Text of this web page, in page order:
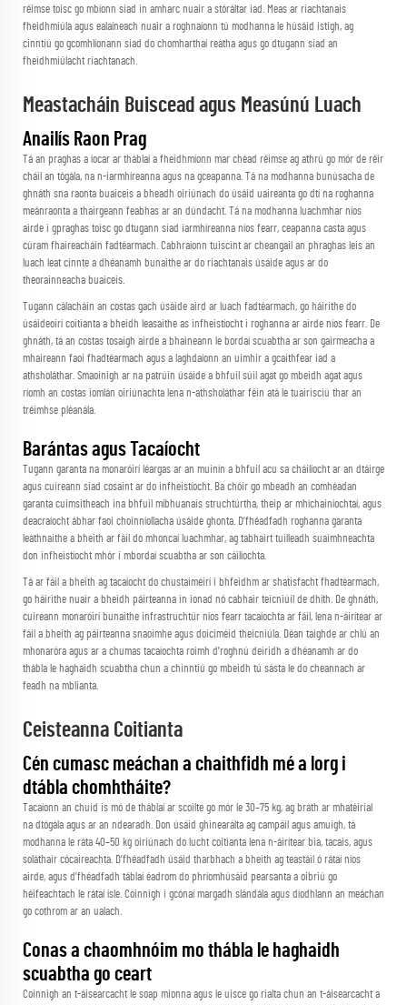
réimse toisc go mbíonn siad in amharc nuair a stóráltar iad. Meas ar riachtanais
fheidhmiúla agus ealaíneach nuair a roghnaíonn tú modhanna le húsáid istigh, ag
cinntiú go gcomhlíonann siad do chomharthaí reatha agus go dtugann siad an
fheidhmiúlacht riachtanach.
Meastacháin Buiscead agus Measúnú Luach
Anailís Raon Prag
Tá an praghas a íocar ar tháblaí a fheidhmíonn mar chéad réimse ag athrú go mór de réir
cháil an tógála, na n-iarmhíreanna agus na gceapanna. Tá na modhanna bunúsacha de
ghnáth sna raonta buaiceis a bheadh oiriúnach do úsáid uaireanta go dtí na roghanna
meánraonta a thairgeann feabhas ar an dúndacht. Tá na modhanna luachmhar níos
airde i gpraghas toisc go dtugann siad iarmhíreanna níos fearr, ceapanna casta agus
cúram fhaireacháin fadtéarmach. Cabhraíonn tuiscint ar cheangail an phraghas leis an
luach leat cinnte a dhéanamh bunaithe ar do riachtanais úsáide agus ar do
theorainneacha buaiceis.
Tugann cálacháin an costas gach úsáide aird ar luach fadtéarmach, go háirithe do
úsáideoirí coitianta a bheidh leasaithe as infheistíocht i roghanna ar airde níos fearr. De
ghnáth, tá an costas tosaigh airde a bhaineann le bordaí scuabtha ar son gairmeacha a
mhaireann faoi fhadtéarmach agus a laghdaíonn an uimhir a gcaithfear iad a
athsholáthar. Smaoinigh ar na patrúin úsáide a bhfuil súil agat go mbeidh agat agus
ríomh an costas iomlán oiriúnachta lena n-athsholáthar féin atá le tuairisciú thar an
tréimhse pléanála.
Barántas agus Tacaíocht
Tugann garanta na monaróirí léargas ar an muinín a bhfuil acu sa cháilíocht ar an dtáirge
agus cuireann siad cosaint ar do infheistíocht. Ba chóir go mbeadh an comhéadan
garanta cuimsitheach ina bhfuil míbhuanais struchtúrtha, theip ar mhíchainíochtaí, agus
deacraíocht ábhar faoi choinníollacha úsáide ghonta. D’fhéadfadh roghanna garanta
leathnaithe a bheith ar fáil do mhoncaí luachmhar, ag tabhairt tuilleadh suaimhneachta
don infheistíocht mhór i mbordaí scuabtha ar son cáilíochta.
Tá ar fáil a bheith ag tacaíocht do chustaiméirí i bhfeidhm ar shatisfacht fhadtéarmach,
go háirithe nuair a bheidh páirteanna in ionad nó cabhair teicniúil de dhíth. De ghnáth,
cuireann monaróirí bunaithe infrastruchtúr níos fearr tacaíochta ar fáil, lena n-áirítear ar
fáil a bheith ag páirteanna snaoimhe agus doiciméid theicniúla. Déan taighde ar chlú an
mhonaróra agus ar a chumas tacaíochta roimh d'roghnú deiridh a dhéanamh ar do
thábla le haghaidh scuabtha chun a chinntiú go mbeidh tú sásta le do cheannach ar
feadh na mblianta.
Ceisteanna Coitianta
Cén cumasc meáchan a chaithfidh mé a lorg i
dtábla chomhtháite?
Tacaíonn an chuid is mó de tháblaí ar scoilte go mór le 30–75 kg, ag brath ar mhatéirial
na dtógála agus ar an ndearadh. Don úsáid ghinearálta ag campáil agus amuigh, tá
modhanna le ráta 40–50 kg oiriúnach do lucht coitianta lena n-áirítear bia, tacais, agus
soláthair cócaireachta. D’fhéadfadh úsáid tharbhach a bheith ag teastáil ó rátaí níos
airde, agus d’fhéadfadh táblaí éadrom do phríomhúsáid pearsanta a oibriú go
héifeachtach le rátaí ísle. Coinnigh i gcónaí margadh slándála agus díodhlann an meáchan
go cothrom ar an ualach.
Conas a chaomhnóim mo thábla le haghaidh
scuabtha go ceart
Coinnigh an t-áisearcacht le soap mionna agus le uisce go rialta chun an t-áisearcacht a